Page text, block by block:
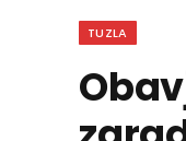
TUZLA